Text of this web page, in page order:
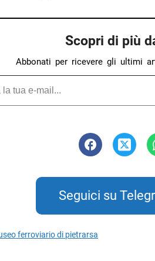
Scopri di più
Abbonati per ricevere gli ultimi
Seguici su
ferroviario di pietrarsa